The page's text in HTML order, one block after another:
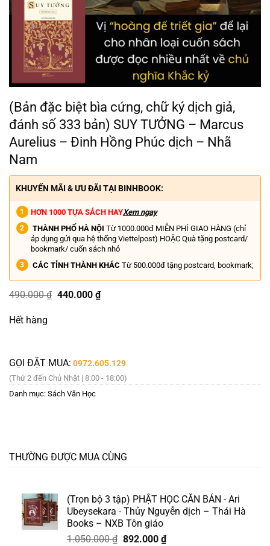
(Bản đặc biệt bìa cứng, chữ ký dịch giả,
đánh số 333 bản) SUY TƯỞNG – Marcus
Aurelius – Đinh Hồng Phúc dịch – Nhã
Nam
KHUYẾN MÃI & ƯU ĐÃI TẠI BINHBOOK:
HƠN 1000 TỰA SÁCH HAYXem ngay
THÀNH PHỐ HÀ NỘI Từ 1000.000đ MIỄN PHÍ GIAO HÀNG (chỉ
áp dụng gửi qua hệ thống Viettelpost) HOẶC Quà tặng postcard/
bookmark/ cuốn sách nhỏ
CÁC TỈNH THÀNH KHÁC Từ 500.000đ tặng postcard, bookmark;
490.000₫ Giá
440.000 ₫Giá
Hết hàng
GỌI ĐẶT MUA: 0972.605.129
(Thứ 2 đến Chủ Nhật | 8:00 - 18:00)
Danh mục: Sách Văn Học
THƯỜNG ĐƯỢC MUA CÙNG
(Trọn bộ 3 tập) PHẬT HỌC CĂN BẢN - Ari
Ubeysekara - Thủy Nguyễn dịch – Thái Hà
Books – NXB Tôn giáo
1.050.000₫ Giá
892.000 ₫Giá